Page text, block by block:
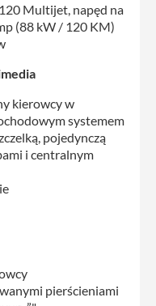
Multijet, napęd na
(88 kW / 120 KM)
kierowcy w
systemem
pojedynczą
i centralnym
pierścieniami